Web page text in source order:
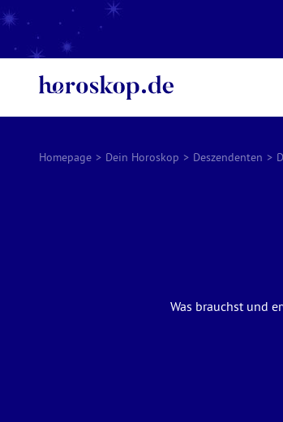
Homepage > Dein Horoskop > Deszendenten >
Was brauchst und